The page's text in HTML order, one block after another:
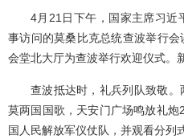
4月21日下午，国家主席习近
事访问的莫桑比克总统查波举行
会堂北大厅为查波举行欢迎仪式。
查波抵达时，礼兵列队致敬
莫两国国歌，天安门广场鸣放礼
国人民解放军仪仗队，并观看分列